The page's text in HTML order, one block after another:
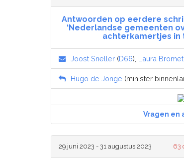
Antwoorden op eerdere
‘Nederlandse gemeenten
achterkamertjes in
Joost Sneller (D66), Laura Bromet
Hugo de Jonge (minister
Vragen en
29 juni 2023 - 31 augustus 2023 63